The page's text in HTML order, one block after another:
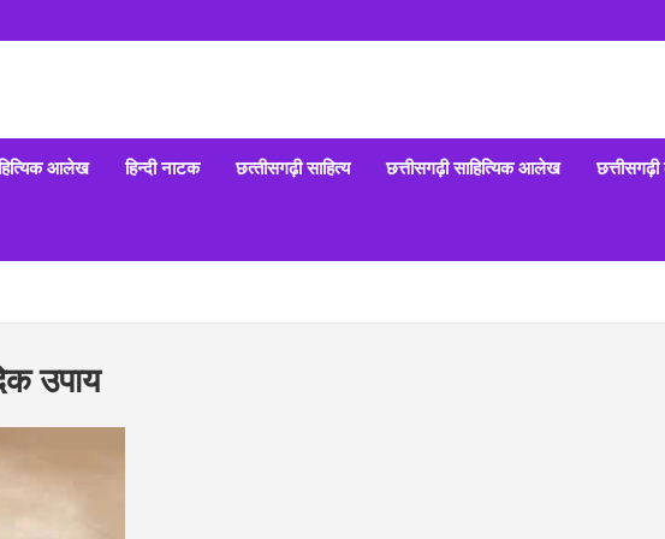
आलेख हिन्‍दी नाटक छत्‍तीसगढ़ी साहित्‍य छत्तीसगढ़ी साहित्यिक आलेख
उपाय